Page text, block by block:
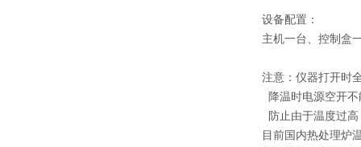
设备配置：
主机一台、控制盒
注意：仪器打开时
降温时电源空开
防止由于温度过
目前国内热处理炉